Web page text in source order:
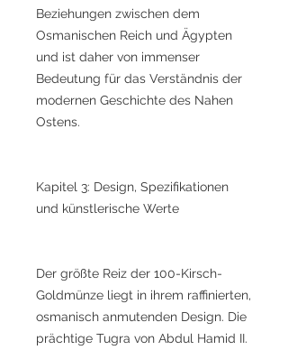
Beziehungen zwischen dem
Osmanischen Reich und Ägypten
und ist daher von immenser
Bedeutung für das Verständnis der
modernen Geschichte des Nahen
Ostens.
Kapitel 3: Design, Spezifikationen
und künstlerische Werte
Der größte Reiz der 100-Kirsch-
Goldmünze liegt in ihrem raffinierten,
osmanisch anmutenden Design. Die
prächtige Tugra von Abdul Hamid II.